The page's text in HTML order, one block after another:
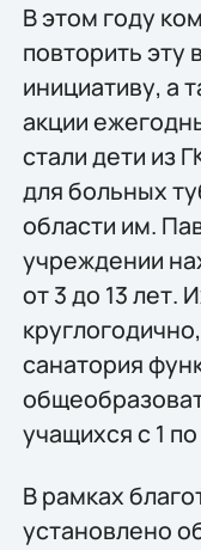
В этом году
повторить
инициативу, а
акции
стали дети из
для больных
области им.
учреждении
от 3 до 13 лет.
санатория
учащихся с 1
В рамках
установлено